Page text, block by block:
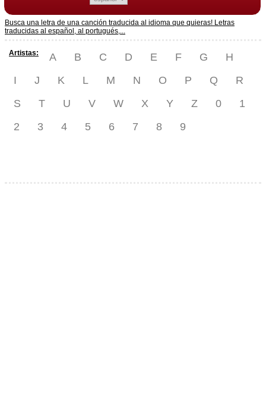
Busca una letra de una canción traducida al idioma que quieras! Letras
traducidas al español, al portugués,...
Artistas: A B C D E F G
H
I
J K L M N O P Q
R
S
T U V W X Y Z 0
1
2
3 4 5 6 7 8 9